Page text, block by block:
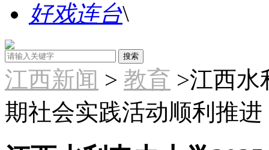
好戏连台\
江西新闻 > 教育 >江西水
期社会实践活动顺利推进